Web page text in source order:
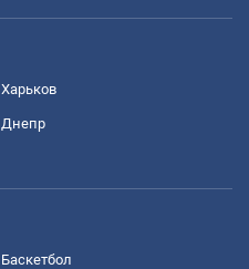
Харьков
Днепр
Баскетбол